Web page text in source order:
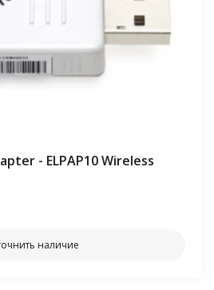
- ELPAP10 Wireless
наличие